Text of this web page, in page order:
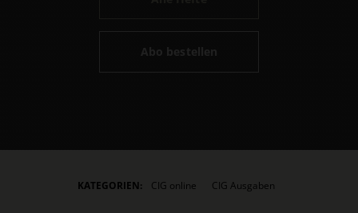
Abo bestellen
KATEGORIEN: CIG online CIG Ausgaben